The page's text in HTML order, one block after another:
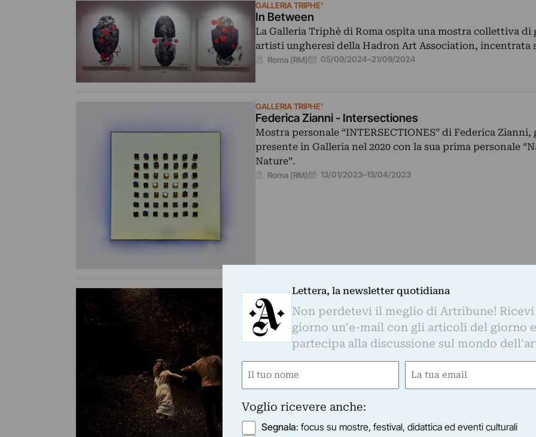
GALLERIA TRIPHE'
In Between
La Galleria Triphè di Roma ospita una mostra collettiva di
artisti ungheresi della Hadron Art Association, incentrata
Roma (RM) 05/09/2024–21/09/2024
GALLERIA TRIPHE'
Federica Zianni - Intersectiones
Mostra personale “INTERSECTIONES” di Federica Zianni,
presente in Galleria nel 2020 con la sua prima personale
Nature”.
Roma (RM) 13/01/2023–13/04/2023
GALLERIA TRIPHE'
Fiorella Vair - Onirica
La galleria Triphè presenta “onirica”, mostra personale di
di Fiorella Vair.
Roma (RM) 18/03/2022– 25/04/2022
Lettera, la newsletter quotidiana
Non perdetevi il meglio di Artribune! Ricevi
giorno un'e-mail con gli articoli del giorno e
partecipa alla discussione sul mondo
Nome
Email
Voglio ricevere anche:
Segnala: focus su mostre, festival, didattica ed eventi culturali